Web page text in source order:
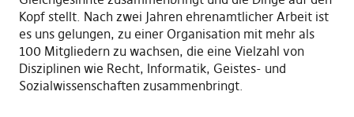
Kopf stellt. Nach zwei Jahren ehrenamtlicher Arbeit ist
es uns gelungen, zu einer Organisation mit mehr als
100 Mitgliedern zu wachsen, die eine Vielzahl von
Disziplinen wie Recht, Informatik, Geistes- und
Sozialwissenschaften zusammenbringt.